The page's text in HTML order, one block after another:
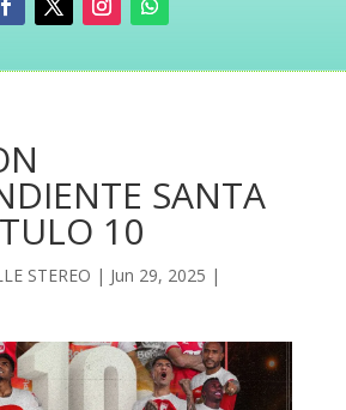
SANTA
10
STEREO | Jun 29, 2025 |